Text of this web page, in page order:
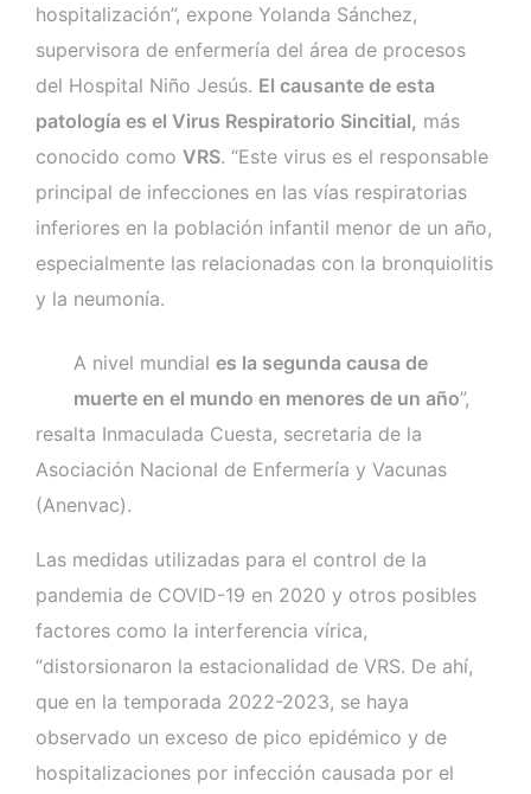
hospitalización”, expone Yolanda Sánchez,
supervisora de enfermería del área de procesos
del Hospital Niño Jesús. El causante de esta
patología es el Virus Respiratorio Sincitial, más
conocido como VRS. “Este virus es el responsable
principal de infecciones en las vías respiratorias
inferiores en la población infantil menor de un año,
especialmente las relacionadas con la bronquiolitis
y la neumonía.
A nivel mundial es la segunda causa de
muerte en el mundo en menores de un año”,
resalta Inmaculada Cuesta, secretaria de la
Asociación Nacional de Enfermería y Vacunas
(Anenvac).
Las medidas utilizadas para el control de la
pandemia de COVID-19 en 2020 y otros posibles
factores como la interferencia vírica,
“distorsionaron la estacionalidad de VRS. De ahí,
que en la temporada 2022-2023, se haya
observado un exceso de pico epidémico y de
hospitalizaciones por infección causada por el